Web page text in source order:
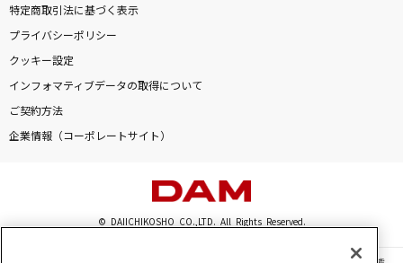
特定商取引法に基づく表示
プライバシーポリシー
クッキー設定
インフォマティブデータの取得について
ご契約方法
企業情報（コーポレートサイト）
© DAIICHIKOSHO CO.,LTD. All Rights Reserved.